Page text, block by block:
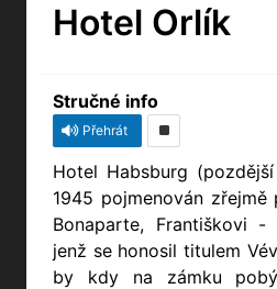
Hotel Orlík
Stručné info
Přehrát
Hotel Habsburg
1945 pojmenován zřejmě
Bonaparte, Františkovi -
jenž se honosil titulem
by kdy na zámku